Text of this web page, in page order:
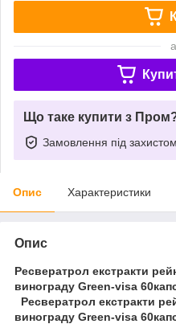
Що таке купити з
Замовлення під захистом
Опис Характеристики
Опис
Ресвератрол екстракти
винограду Green-visa
Ресвератрол екстракти
винограду Green-visa